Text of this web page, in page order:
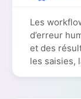
Les
d’erreur
et des
les saisies,